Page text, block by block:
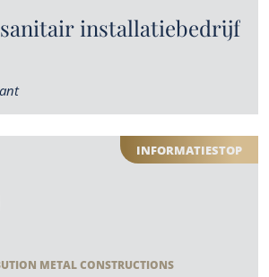
sanitair installatiebedrijf
METAL CONSTRUCTIONS
INFORMATIESTOP